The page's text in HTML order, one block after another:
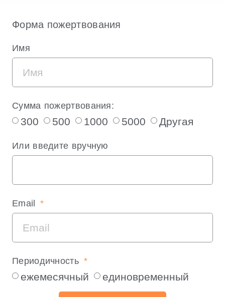
Форма пожертвования
Имя
Сумма пожертвования:
300 500 1000 5000 Другая
Или введите вручную
Email
Периодичность
ежемесячный единовременный